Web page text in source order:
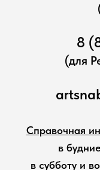
8
(для
Справочная
в
в субботу и